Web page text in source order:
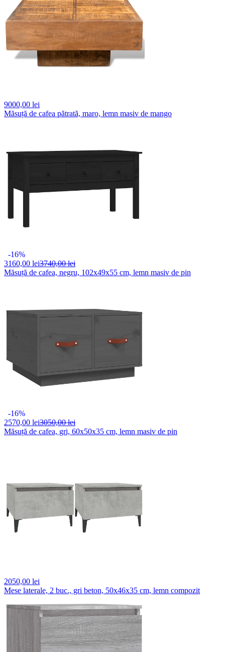
9000,00 lei
Măsuță de cafea pătrată, maro, lemn masiv de mango
-16%
3160,00 lei3740,00 lei
Măsuță de cafea, negru, 102x49x55 cm, lemn masiv de pin
-16%
2570,00 lei3050,00 lei
Măsuță de cafea, gri, 60x50x35 cm, lemn masiv de pin
2050,00 lei
Mese laterale, 2 buc., gri beton, 50x46x35 cm, lemn compozit